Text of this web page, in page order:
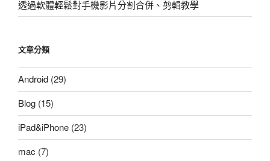
透過軟體輕鬆對手機影片分割合併、剪輯教學
文章分類
Android (29)
Blog (15)
iPad&iPhone (23)
mac (7)